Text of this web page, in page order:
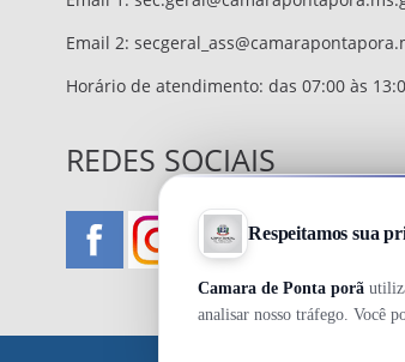
Email 2:
Horário de atendimento: das 07:00 às
REDES SOCIAIS